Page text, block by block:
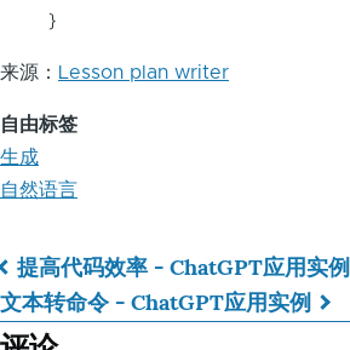
}
来源： Lesson plan writer
自由标签
生成
自然语言
书
籍
提高代码效率 - ChatGPT应用实例
文本转命令 - ChatGPT应用实例